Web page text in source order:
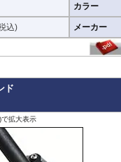
カラー
込) メーカー
ド
拡大表示